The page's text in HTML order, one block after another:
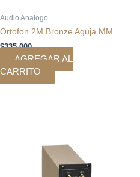
Audio Analogo
Ortofon 2M Bronze Aguja MM
$335.000
AGREGAR AL
CARRITO